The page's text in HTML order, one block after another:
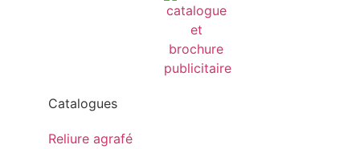
Catalogues
Reliure agrafé